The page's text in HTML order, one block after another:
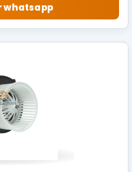
whatsapp